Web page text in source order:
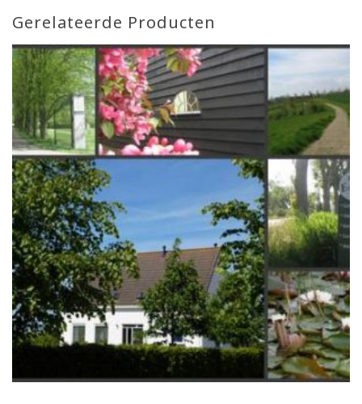
Gerelateerde Producten